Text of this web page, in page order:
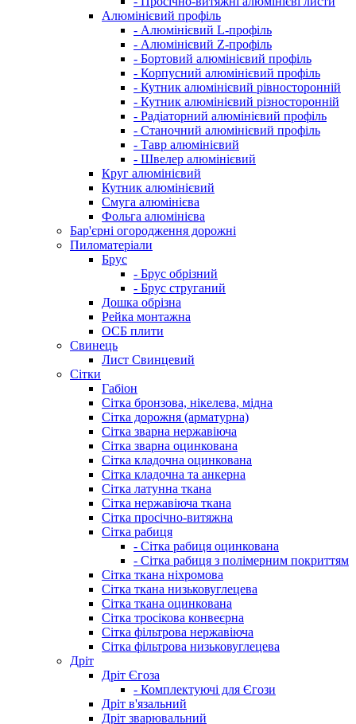
Алюмінієвий профіль
- Алюмінієвий L-профіль
- Алюмінієвий Z-профіль
- Бортовий алюмінієвий профіль
- Корпусний алюмінієвий профіль
- Кутник алюмінієвий рівносторонній
- Кутник алюмінієвий різносторонній
- Радіаторний алюмінієвий профіль
- Станочний алюмінієвий профіль
- Тавр алюмінієвий
- Швелер алюмінієвий
Круг алюмінієвий
Кутник алюмінієвий
Смуга алюмінієва
Фольга алюмінієва
Бар'єрні огородження дорожні
Пиломатеріали
Брус
- Брус обрізний
- Брус струганий
Дошка обрізна
Рейка монтажна
ОСБ плити
Cвинець
Лист Свинцевий
Сітки
Габіон
Сітка бронзова, нікелева, мідна
Сітка дорожня (арматурна)
Сітка зварна нержавіюча
Сітка зварна оцинкована
Сітка кладочна оцинкована
Сітка кладочна та анкерна
Сітка латунна ткана
Сітка нержавіюча ткана
Сітка просічно-витяжна
Сітка рабиця
- Сітка рабиця оцинкована
- Сітка рабиця з полімерним покриттям
Сітка ткана ніхромова
Сітка ткана низьковуглецева
Сітка ткана оцинкована
Сітка тросікова конвеєрна
Сітка фільтрова нержавіюча
Сітка фільтрова низьковуглецева
Дріт
Дріт Єгоза
- Комплектуючі для Єгози
Дріт в'язальний
Дріт зварювальний